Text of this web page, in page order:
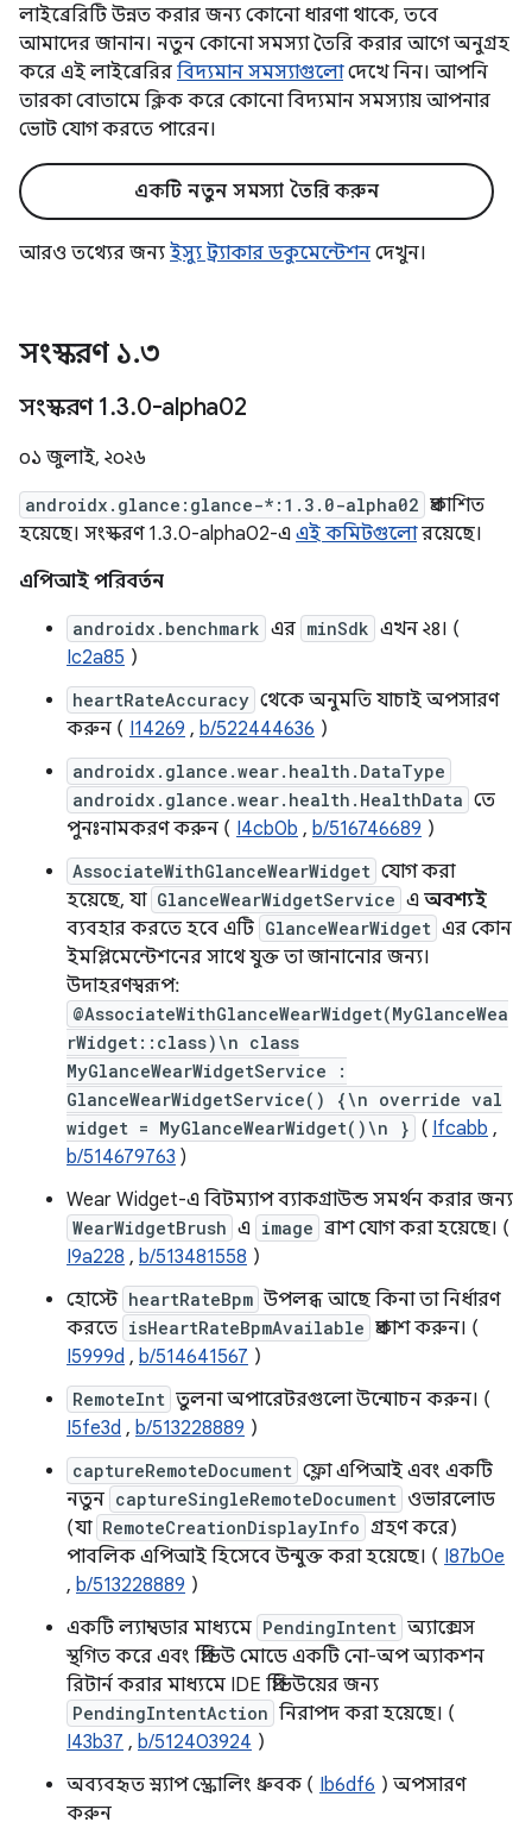
লাইব্রেরিটি উন্নত করার জন্য কোনো ধারণা থাকে, তবে
আমাদের জানান। নতুন কোনো সমস্যা তৈরি করার আগে অনুগ্রহ
করে এই লাইব্রেরির বিদ্যমান সমস্যাগুলোদেখে নিন। আপনি
তারকা বোতামে ক্লিক করে কোনো বিদ্যমান সমস্যায় আপনার
ভোট যোগ করতে পারেন।
একটি নতুন সমস্যা তৈরি করুন
আরও তথ্যের জন্য ইস্যু ট্র্যাকার ডকুমেন্টেশন দেখুন।
সংস্করণ ১.৩
সংস্করণ 1.3.0-alpha02
০১ জুলাই, ২০২৬
androidx.glance:glance-*:1.3.0-alpha02 প্রকাশিত
হয়েছে। সংস্করণ 1.3.0-alpha02-এ এই কমিটগুলোরয়েছে।
এপিআই পরিবর্তন
androidx.benchmark এর minSdk এখন ২৪। (
Ic2a85 )
heartRateAccuracy থেকে অনুমতি যাচাই অপসারণ
করুন ( I14269 , b/522444636 )
androidx.glance.wear.health.DataType
androidx.glance.wear.health.HealthData তে
পুনঃনামকরণ করুন ( I4cb0b , b/516746689 )
AssociateWithGlanceWearWidget যোগ করা
হয়েছে, যা GlanceWearWidgetService এ অবশ্যই
ব্যবহার করতে হবে এটি GlanceWearWidget এর কোন
ইমপ্লিমেন্টেশনের সাথে যুক্ত তা জানানোর জন্য।
উদাহরণস্বরূপ:
@AssociateWithGlanceWearWidget(MyGlanceWea
rWidget::class)\n class
MyGlanceWearWidgetService :
GlanceWearWidgetService() {\n override val
widget = MyGlanceWearWidget()\n } ( Ifcabb ,
b/514679763 )
Wear Widget-এ বিটম্যাপ ব্যাকগ্রাউন্ড সমর্থন করার জন্য
WearWidgetBrush এ image ব্রাশ যোগ করা হয়েছে। (
I9a228 , b/513481558 )
হোস্টে heartRateBpm উপলব্ধ আছে কিনা তা নির্ধারণ
করতে isHeartRateBpmAvailable প্রকাশ করুন। (
I5999d , b/514641567 )
RemoteInt তুলনা অপারেটরগুলো উন্মোচন করুন। (
I5fe3d , b/513228889 )
captureRemoteDocument ফ্লো এপিআই এবং একটি
নতুন captureSingleRemoteDocument ওভারলোড
(যা RemoteCreationDisplayInfo গ্রহণ করে)
পাবলিক এপিআই হিসেবে উন্মুক্ত করা হয়েছে। ( I87b0e
, b/513228889 )
একটি ল্যাম্বডার মাধ্যমে PendingIntent অ্যাক্সেস
স্থগিত করে এবং প্রিভিউ মোডে একটি নো-অপ অ্যাকশন
রিটার্ন করার মাধ্যমে IDE প্রিভিউয়ের জন্য
PendingIntentAction নিরাপদ করা হয়েছে। (
I43b37 , b/512403924 )
অব্যবহৃত স্ন্যাপ স্ক্রোলিং ধ্রুবক ( Ib6df6 ) অপসারণ
করুন